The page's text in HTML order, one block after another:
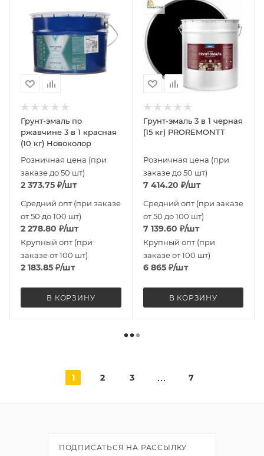
Грунт-эмаль по
ржавчине 3 в 1 красная
(10 кг) Новоколор
Розничная цена (при
заказе до 50 шт)
2 373.75 ₽/шт
Средний опт (при заказе
от 50 до 100 шт)
2 278.80 ₽/шт
Крупный опт (при
заказе от 100 шт)
2 183.85 ₽/шт
В КОРЗИНУ
Грунт-эмаль 3 в 1 черная
(15 кг) PROREMONTT
Розничная цена (при
заказе до 50 шт)
7 414.20 ₽/шт
Средний опт (при заказе
от 50 до 100 шт)
7 139.60 ₽/шт
Крупный опт (при
заказе от 100 шт)
6 865₽/шт
В КОРЗИНУ
1 2 3 7
ПОДПИСАТЬСЯ НА РАССЫЛКУ